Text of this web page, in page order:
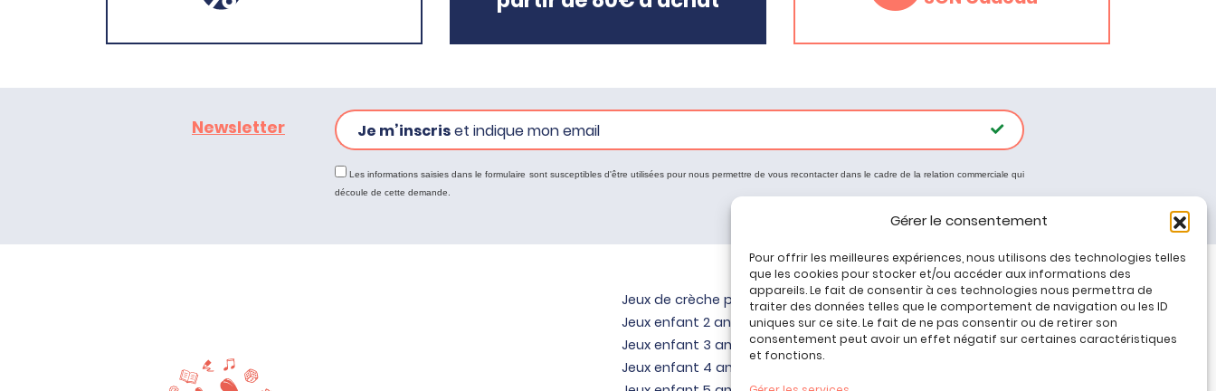
Gérer le consentement
Pour offrir les meilleures expériences, nous utilisons des technologies telles
que les cookies pour stocker et/ou accéder aux informations des
appareils. Le fait de consentir à ces technologies nous permettra de
traiter des données telles que le comportement de navigation ou les ID
uniques sur ce site. Le fait de ne pas consentir ou de retirer son
consentement peut avoir un effet négatif sur certaines caractéristiques
et fonctions.
Newsletter Je m’inscriset indique mon email
Les informations saisies dans le formulaire sont susceptibles d'être utilisées pour nous permettre de vous recontacter dans le cadre de la relation commerciale qui
découle de cette demande.
Jeux de crèche pour bébé
Jeux enfant 2 ans
Jeux enfant 3 ans
Jeux enfant 4 ans
Tous nos produits
Promos jeux de loisirs créatifs
Plan du site